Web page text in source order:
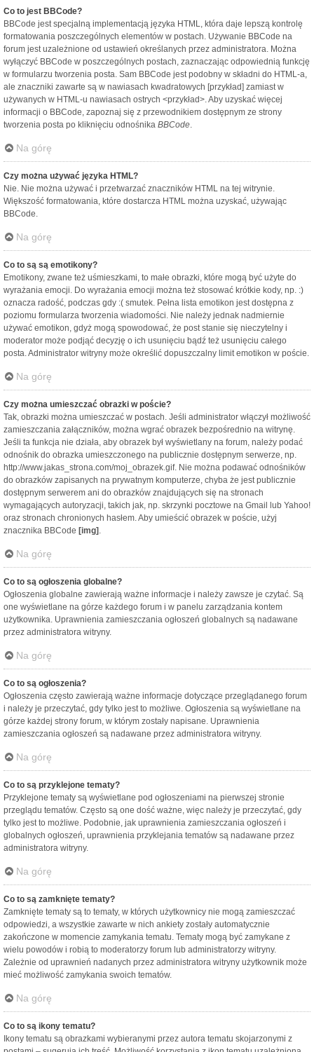
Co to jest BBCode?
BBCode jest specjalną implementacją języka HTML, która daje lepszą kontrolę
formatowania poszczególnych elementów w postach. Używanie BBCode na
forum jest uzależnione od ustawień określanych przez administratora. Można
wyłączyć BBCode w poszczególnych postach, zaznaczając odpowiednią funkcję
w formularzu tworzenia posta. Sam BBCode jest podobny w składni do HTML-a,
ale znaczniki zawarte są w nawiasach kwadratowych [przykład] zamiast w
używanych w HTML-u nawiasach ostrych <przykład>. Aby uzyskać więcej
informacji o BBCode, zapoznaj się z przewodnikiem dostępnym ze strony
tworzenia posta po kliknięciu odnośnika BBCode.
Na górę
Czy można używać języka HTML?
Nie. Nie można używać i przetwarzać znaczników HTML na tej witrynie.
Większość formatowania, które dostarcza HTML można uzyskać, używając
BBCode.
Na górę
Co to są są emotikony?
Emotikony, zwane też uśmieszkami, to małe obrazki, które mogą być użyte do
wyrażania emocji. Do wyrażania emocji można też stosować krótkie kody, np. :)
oznacza radość, podczas gdy :( smutek. Pełna lista emotikon jest dostępna z
poziomu formularza tworzenia wiadomości. Nie należy jednak nadmiernie
używać emotikon, gdyż mogą spowodować, że post stanie się nieczytelny i
moderator może podjąć decyzję o ich usunięciu bądź też usunięciu całego
posta. Administrator witryny może określić dopuszczalny limit emotikon w poście.
Na górę
Czy można umieszczać obrazki w poście?
Tak, obrazki można umieszczać w postach. Jeśli administrator włączył możliwość
zamieszczania załączników, można wgrać obrazek bezpośrednio na witrynę.
Jeśli ta funkcja nie działa, aby obrazek był wyświetlany na forum, należy podać
odnośnik do obrazka umieszczonego na publicznie dostępnym serwerze, np.
http://www.jakas_strona.com/moj_obrazek.gif. Nie można podawać odnośników
do obrazków zapisanych na prywatnym komputerze, chyba że jest publicznie
dostępnym serwerem ani do obrazków znajdujących się na stronach
wymagających autoryzacji, takich jak, np. skrzynki pocztowe na Gmail lub Yahoo!
oraz stronach chronionych hasłem. Aby umieścić obrazek w poście, użyj
znacznika BBCode [img] .
Na górę
Co to są ogłoszenia globalne?
Ogłoszenia globalne zawierają ważne informacje i należy zawsze je czytać. Są
one wyświetlane na górze każdego forum i w panelu zarządzania kontem
użytkownika. Uprawnienia zamieszczania ogłoszeń globalnych są nadawane
przez administratora witryny.
Na górę
Co to są ogłoszenia?
Ogłoszenia często zawierają ważne informacje dotyczące przeglądanego forum
i należy je przeczytać, gdy tylko jest to możliwe. Ogłoszenia są wyświetlane na
górze każdej strony forum, w którym zostały napisane. Uprawnienia
zamieszczania ogłoszeń są nadawane przez administratora witryny.
Na górę
Co to są przyklejone tematy?
Przyklejone tematy są wyświetlane pod ogłoszeniami na pierwszej stronie
przeglądu tematów. Często są one dość ważne, więc należy je przeczytać, gdy
tylko jest to możliwe. Podobnie, jak uprawnienia zamieszczania ogłoszeń i
globalnych ogłoszeń, uprawnienia przyklejania tematów są nadawane przez
administratora witryny.
Na górę
Co to są zamknięte tematy?
Zamknięte tematy są to tematy, w których użytkownicy nie mogą zamieszczać
odpowiedzi, a wszystkie zawarte w nich ankiety zostały automatycznie
zakończone w momencie zamykania tematu. Tematy mogą być zamykane z
wielu powodów i robią to moderatorzy forum lub administratorzy witryny.
Zależnie od uprawnień nadanych przez administratora witryny użytkownik może
mieć możliwość zamykania swoich tematów.
Na górę
Co to są ikony tematu?
Ikony tematu są obrazkami wybieranymi przez autora tematu skojarzonymi z